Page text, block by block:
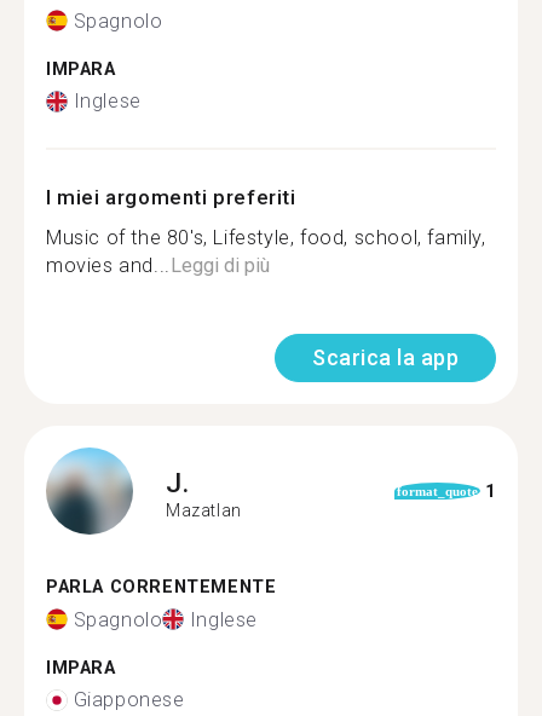
Spagnolo
IMPARA
Inglese
I miei argomenti preferiti
Music of the 80's, Lifestyle, food, school, family,
movies and...Leggi di più
Scarica la app
J.
Mazatlan
format_quote 1
PARLA CORRENTEMENTE
Spagnolo Inglese
IMPARA
Giapponese